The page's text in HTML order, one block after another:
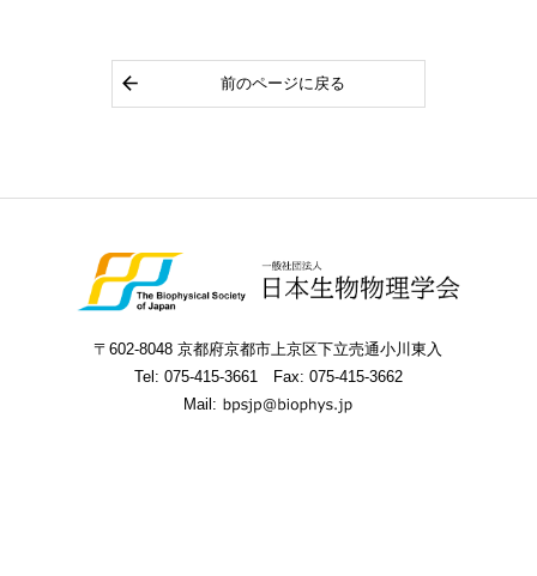
前のページに戻る
〒602-8048 京都府京都市上京区下立売通小川東入
Tel: 075-415-3661
Fax: 075-415-3662
Mail: